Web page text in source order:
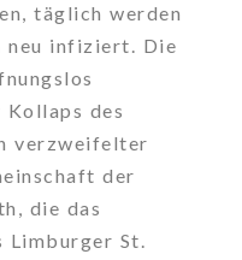
täglich werden
neu infiziert. Die
des
verzweifelter
der
die das
Limburger St.